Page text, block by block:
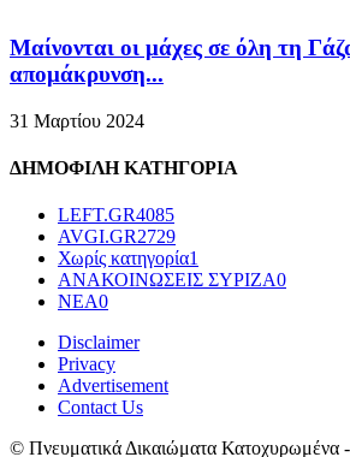
Μαίνονται οι μάχες σε όλη τη
απομάκρυνση...
31 Μαρτίου 2024
ΔΗΜΟΦΙΛΗ ΚΑΤΗΓΟΡΙΑ
LEFT.GR4085
AVGI.GR2729
Χωρίς κατηγορία1
ΑΝΑΚΟΙΝΩΣΕΙΣ ΣΥΡΙΖΑ0
ΝΕΑ0
Disclaimer
Privacy
Advertisement
Contact Us
© Πνευματικά Δικαιώματα Κατοχυρωμένα